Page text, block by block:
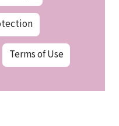
Terms of Use